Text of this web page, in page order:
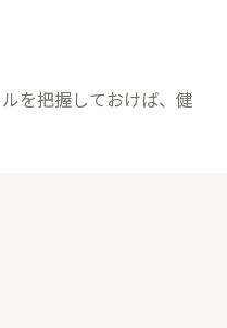
を把握しておけば、健